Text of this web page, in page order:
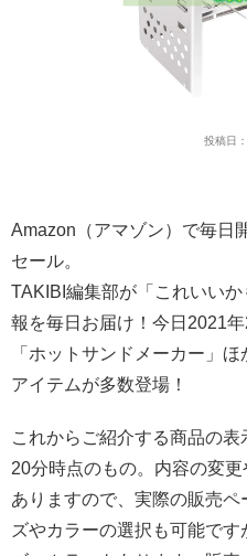
投稿日
Amazon（アマゾン）で毎日
セール。
TAKIBI編集部が「これいい
報を毎日お届け！今日2021
「ホットサンドメーカー」
アイテムが多数登場！
これからご紹介する商品の
20分時点のもの。内容の変
ありますので、実際の販売
ズやカラーの選択も可能で